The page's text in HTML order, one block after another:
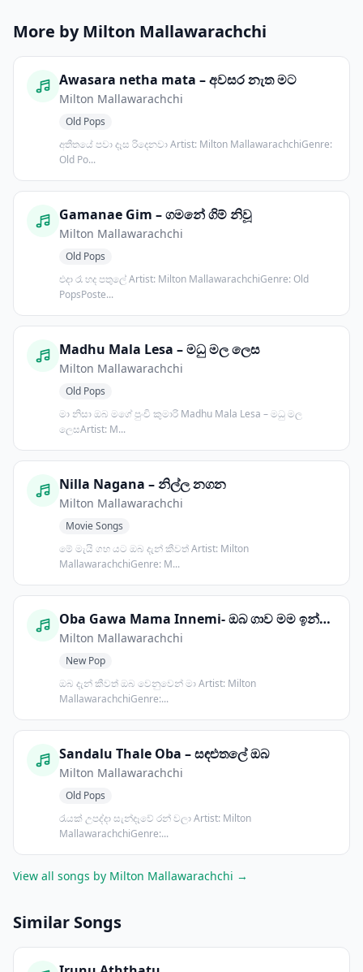
More by Milton Mallawarachchi
Awasara netha mata – අවසර නැත මට
Milton Mallawarachchi
Old Pops
අතීතයේ පවා දෑස රිදෙනවා Artist: Milton MallawarachchiGenre:
Old Po...
Gamanae Gim – ගමනේ ගිම් නිවූ
Milton Mallawarachchi
Old Pops
එදා රෑ හද පතුලේ Artist: Milton MallawarachchiGenre: Old
PopsPoste...
Madhu Mala Lesa – මධු මල ලෙස
Milton Mallawarachchi
Old Pops
මා නිසා ඔබ මගේ පුංචි කුමාරි Madhu Mala Lesa – මධු මල
ලෙසArtist: M...
Nilla Nagana – නිල්ල නගන
Milton Mallawarachchi
Movie Songs
මේ මැයි ගහ යට ඔබ දැන් කීවත් Artist: Milton
MallawarachchiGenre: M...
Oba Gawa Mama Innemi- ඔබ ගාව මම ඉන්නෙමි
Milton Mallawarachchi
New Pop
ඔබ දැන් කීවත් ඔබ වෙනුවෙන් මා Artist: Milton
MallawarachchiGenre:...
Sandalu Thale Oba – සඳළුතලේ ඔබ
Milton Mallawarachchi
Old Pops
රැයක් උපද්දා සැන්දෑවේ රන් වලා Artist: Milton
MallawarachchiGenre:...
View all songs by Milton Mallawarachchi →
Similar Songs